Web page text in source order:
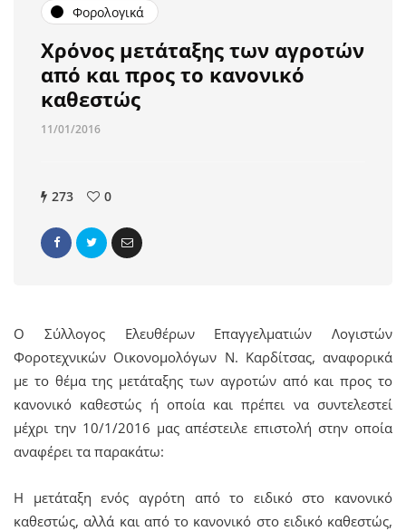
Φορολογικά
Χρόνος μετάταξης των αγροτών
από και προς το κανονικό
καθεστώς
11/01/2016
273 0
Ο Σύλλογος Ελευθέρων Επαγγελματιών Λογιστών
Φοροτεχνικών Οικονομολόγων Ν. Καρδίτσας, αναφορικά
με το θέμα της μετάταξης των αγροτών από και προς το
κανονικό καθεστώς ή οποία και πρέπει να συντελεστεί
μέχρι την 10/1/2016 μας απέστειλε επιστολή στην οποία
αναφέρει τα παρακάτω:
Η μετάταξη ενός αγρότη από το ειδικό στο κανονικό
καθεστώς, αλλά και από το κανονικό στο ειδικό καθεστώς,